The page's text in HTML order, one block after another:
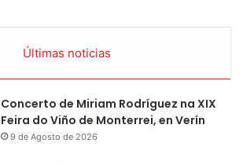
Últimas noticias
Concerto de Miriam Rodríguez na XIX
Feira do Viño de Monterrei, en Verín
9 de Agosto de 2026